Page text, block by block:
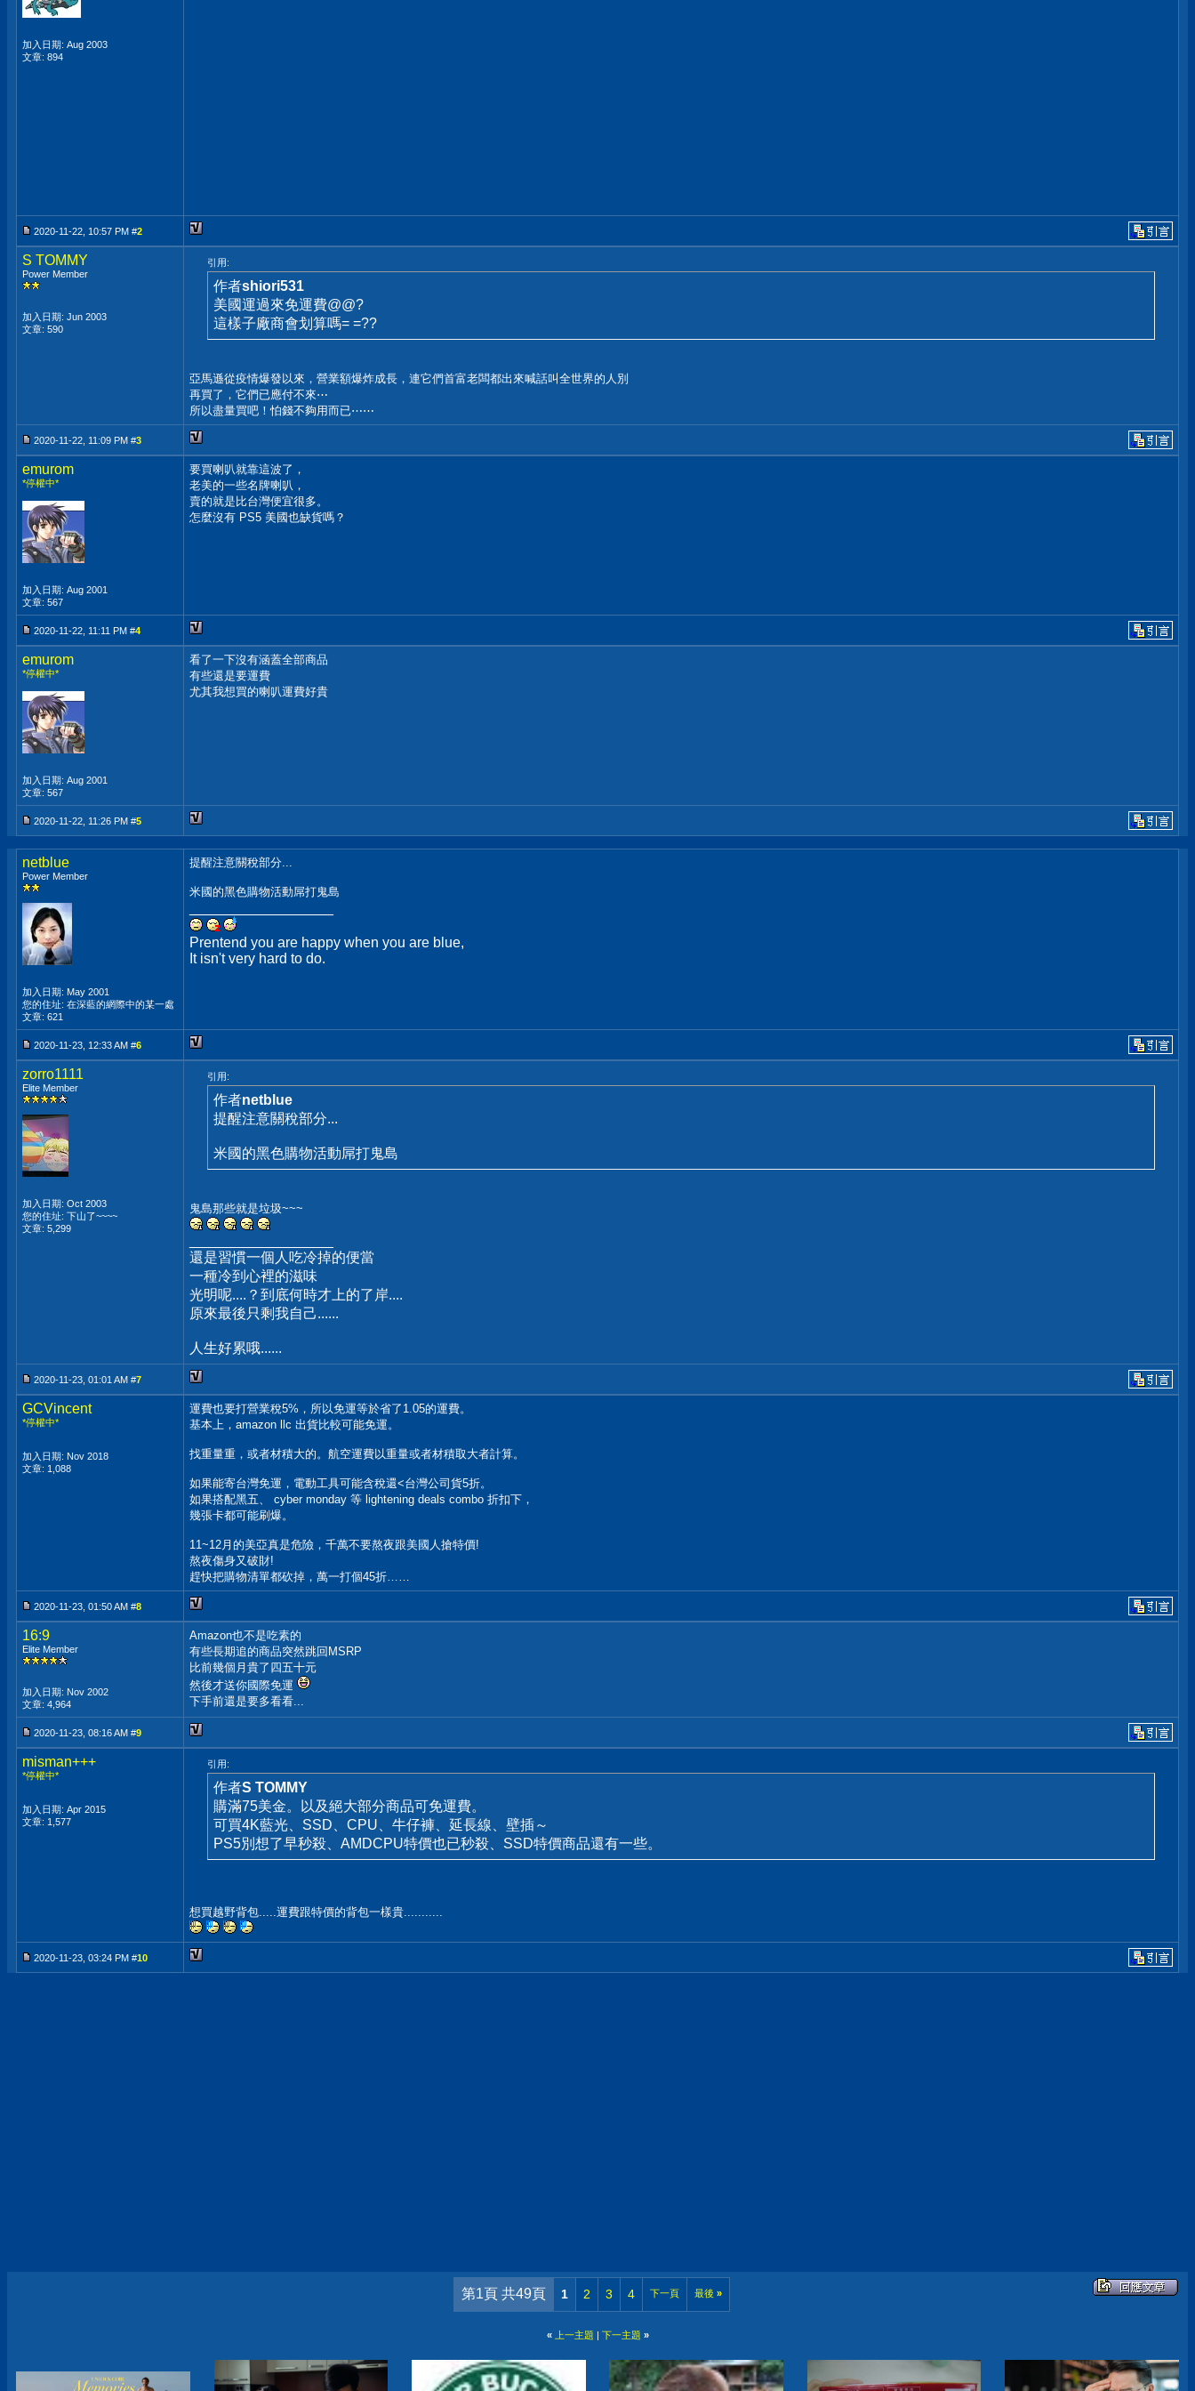
加入日期: Aug 2003
文章: 894
2020-11-22, 10:57 PM #2
S TOMMY
Power Member
加入日期: Jun 2003
文章: 590
引用:
作者shiori531
美國運過來免運費@@?
這樣子廠商會划算嗎= =??
亞馬遜從疫情爆發以來，營業額爆炸成長，連它們首富老闆都出來喊話叫全世界的人別
再買了，它們已應付不來⋯
所以盡量買吧！怕錢不夠用而已⋯⋯
2020-11-22, 11:09 PM #3
emurom
*停權中*
加入日期: Aug 2001
文章: 567
要買喇叭就靠這波了，
老美的一些名牌喇叭，
賣的就是比台灣便宜很多。
怎麼沒有 PS5 美國也缺貨嗎？
2020-11-22, 11:11 PM #4
emurom
*停權中*
加入日期: Aug 2001
文章: 567
看了一下沒有涵蓋全部商品
有些還是要運費
尤其我想買的喇叭運費好貴
2020-11-22, 11:26 PM #5
netblue
Power Member
加入日期: May 2001
您的住址: 在深藍的網際中的某一處
文章: 621
提醒注意關稅部分...
米國的黑色購物活動屌打鬼島
Prentend you are happy when you are blue,
It isn't very hard to do.
2020-11-23, 12:33 AM #6
zorro1111
Elite Member
加入日期: Oct 2003
您的住址: 下山了~~~~
文章: 5,299
引用:
作者netblue
提醒注意關稅部分...
米國的黑色購物活動屌打鬼島
鬼島那些就是垃圾~~~
還是習慣一個人吃冷掉的便當
一種冷到心裡的滋味
光明呢....？到底何時才上的了岸....
原來最後只剩我自己......
人生好累哦......
2020-11-23, 01:01 AM #7
GCVincent
*停權中*
加入日期: Nov 2018
文章: 1,088
運費也要打營業稅5%，所以免運等於省了1.05的運費。
基本上，amazon llc 出貨比較可能免運。
找重量重，或者材積大的。航空運費以重量或者材積取大者計算。
如果能寄台灣免運，電動工具可能含稅還<台灣公司貨5折。
如果搭配黑五、 cyber monday 等 lightening deals combo 折扣下，
幾張卡都可能刷爆。
11~12月的美亞真是危險，千萬不要熬夜跟美國人搶特價!
熬夜傷身又破財!
趕快把購物清單都砍掉，萬一打個45折……
2020-11-23, 01:50 AM #8
16:9
Elite Member
加入日期: Nov 2002
文章: 4,964
Amazon也不是吃素的
有些長期追的商品突然跳回MSRP
比前幾個月貴了四五十元
然後才送你國際免運
下手前還是要多看看...
2020-11-23, 08:16 AM #9
misman+++
*停權中*
加入日期: Apr 2015
文章: 1,577
引用:
作者S TOMMY
購滿75美金。以及絕大部分商品可免運費。
可買4K藍光、SSD、CPU、牛仔褲、延長線、壁插～
PS5別想了早秒殺、AMDCPU特價也已秒殺、SSD特價商品還有一些。
想買越野背包.....運費跟特價的背包一樣貴...........
2020-11-23, 03:24 PM #10
第1頁 共49頁 1 2 3 4 下一頁 最後 »
« 上一主題 | 下一主題 »